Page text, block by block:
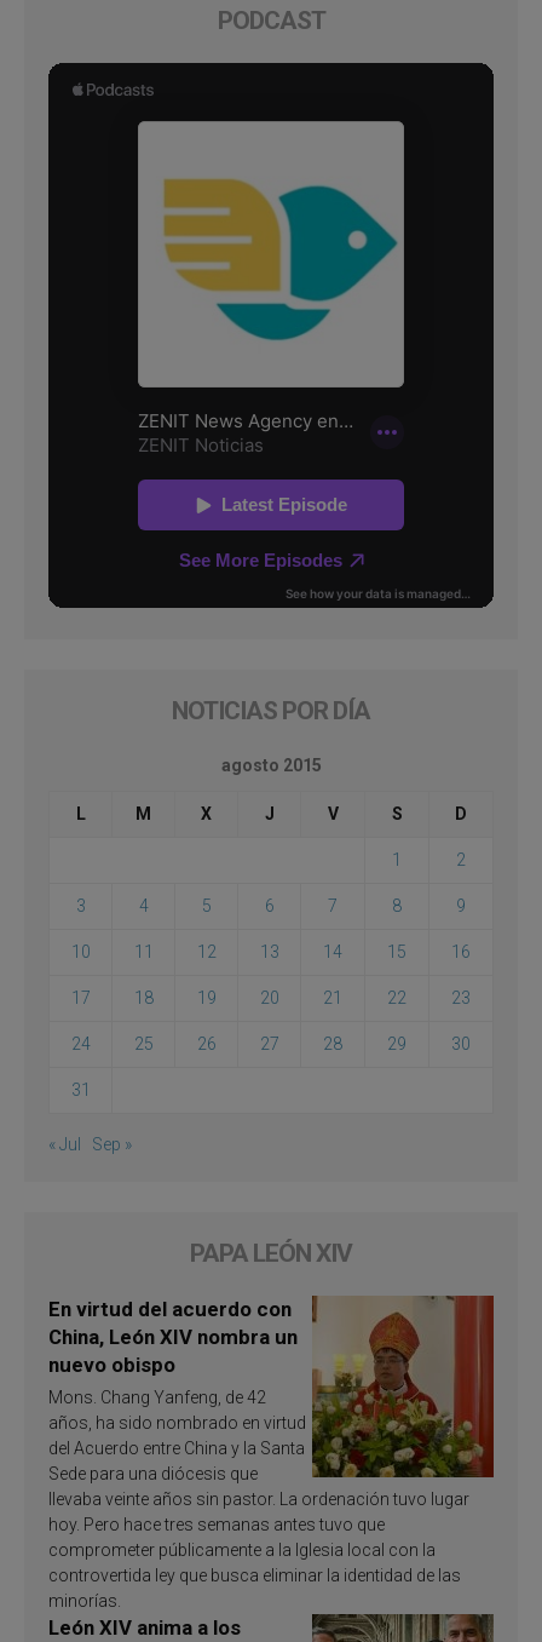
PODCAST
NOTICIAS POR DÍA
agosto 2015
L M X J V S D
1 2
3 4 5 6 7 8 9
10 11 12 13 14 15 16
17 18 19 20 21 22 23
24 25 26 27 28 29 30
31
« Jul Sep »
PAPA LEÓN XIV
En virtud del acuerdo con
China, León XIV nombra un
nuevo obispo
Mons. Chang Yanfeng, de 42
años, ha sido nombrado en virtud
del Acuerdo entre China y la Santa
Sede para una diócesis que
llevaba veinte años sin pastor. La ordenación tuvo lugar
hoy. Pero hace tres semanas antes tuvo que
comprometer públicamente a la Iglesia local con la
controvertida ley que busca eliminar la identidad de las
minorías.
León XIV anima a los